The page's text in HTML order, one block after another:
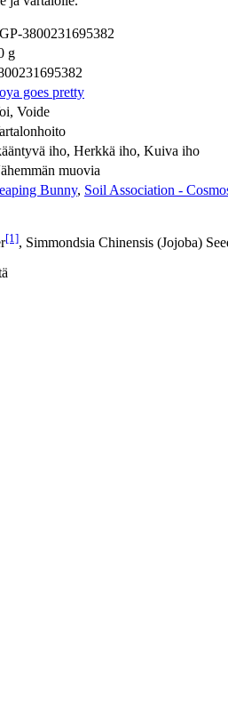
3800231695382
g
goes pretty
Voide
iho, Herkkä iho, Kuiva iho
muovia
Bunny, Soil Association -
[1], Simmondsia Chinensis (Jojoba)